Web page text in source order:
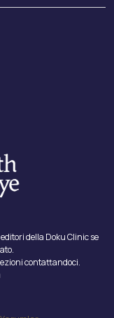
della Doku Clinic se
contattandoci.